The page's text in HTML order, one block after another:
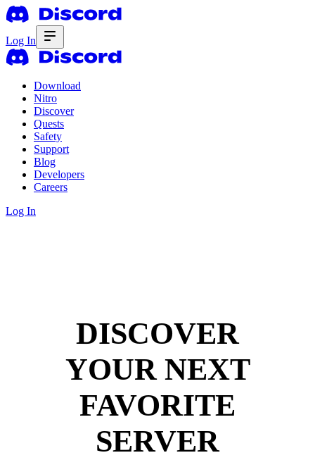
Log In
Download
Nitro
Discover
Quests
Safety
Support
Blog
Developers
Careers
Log In
DISCOVER
YOUR NEXT
FAVORITE
SERVER